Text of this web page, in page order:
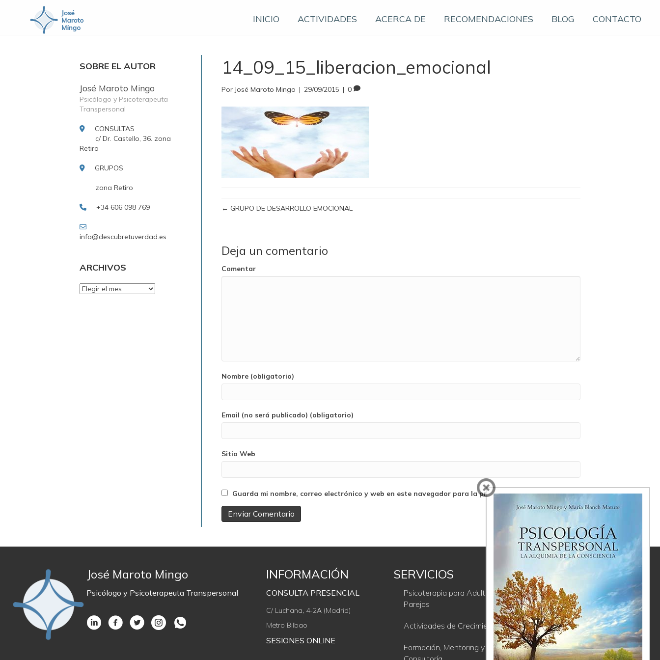
INICIO ACTIVIDADES ACERCA DE RECOMENDACIONES BLOG CONTACTO
SOBRE EL AUTOR
José Maroto Mingo
Psicólogo y Psicoterapeuta
Transpersonal
CONSULTAS
c/ Dr. Castello, 36. zona
Retiro
GRUPOS
zona Retiro
+34 606 098 769
info@descubretuverdad.es
ARCHIVOS
ARCHIVOS
14_09_15_liberacion_emocional
Por José Maroto Mingo | 29/09/2015 | 0
← GRUPO DE DESARROLLO EMOCIONAL
Deja un comentario
Comentar
Nombre (obligatorio)
Email (no será publicado) (obligatorio)
Sitio Web
Guarda mi nombre, correo electrónico y web en este navegador para la próxima vez que comente.
José Maroto Mingo
Psicólogo y Psicoterapeuta Transpersonal
INFORMACIÓN
CONSULTA PRESENCIAL
C/ Luchana, 4-2A (Madrid)
Metro Bilbao
SESIONES ONLINE
SERVICIOS
Psicoterapia para Adultos y
Parejas
Actividades de Crecimiento
Formación, Mentoring y
ÚLTIMAS
REFLEXIONES
La Proyección, un regalo incómodo
Comunicación Consciente; de la
soledad del ego a la comunión del
Ser